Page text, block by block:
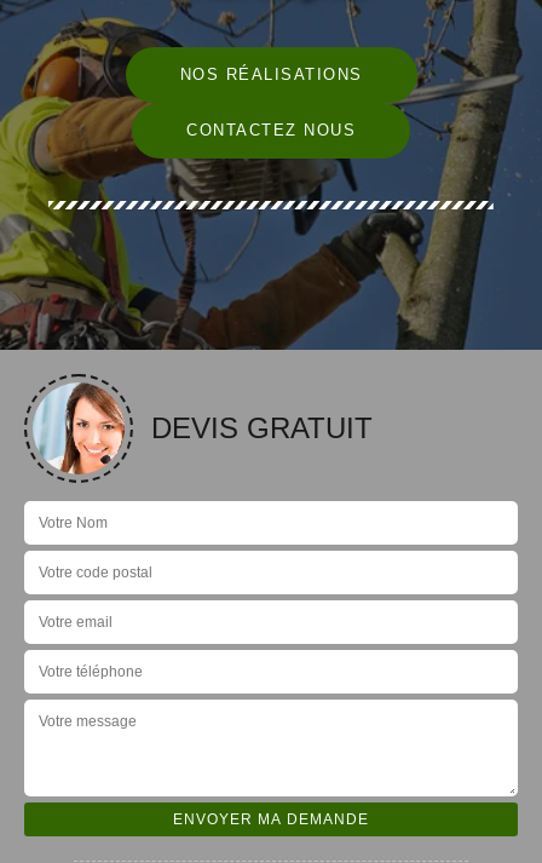
NOS RÉALISATIONS
CONTACTEZ NOUS
DEVIS GRATUIT